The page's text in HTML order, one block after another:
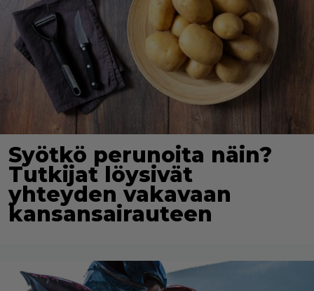
Syötkö perunoita näin?
Tutkijat löysivät
yhteyden vakavaan
kansansairauteen